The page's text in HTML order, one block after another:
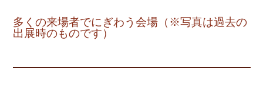
多くの来場者でにぎわう会場（※写真は過去の
出展時のものです）